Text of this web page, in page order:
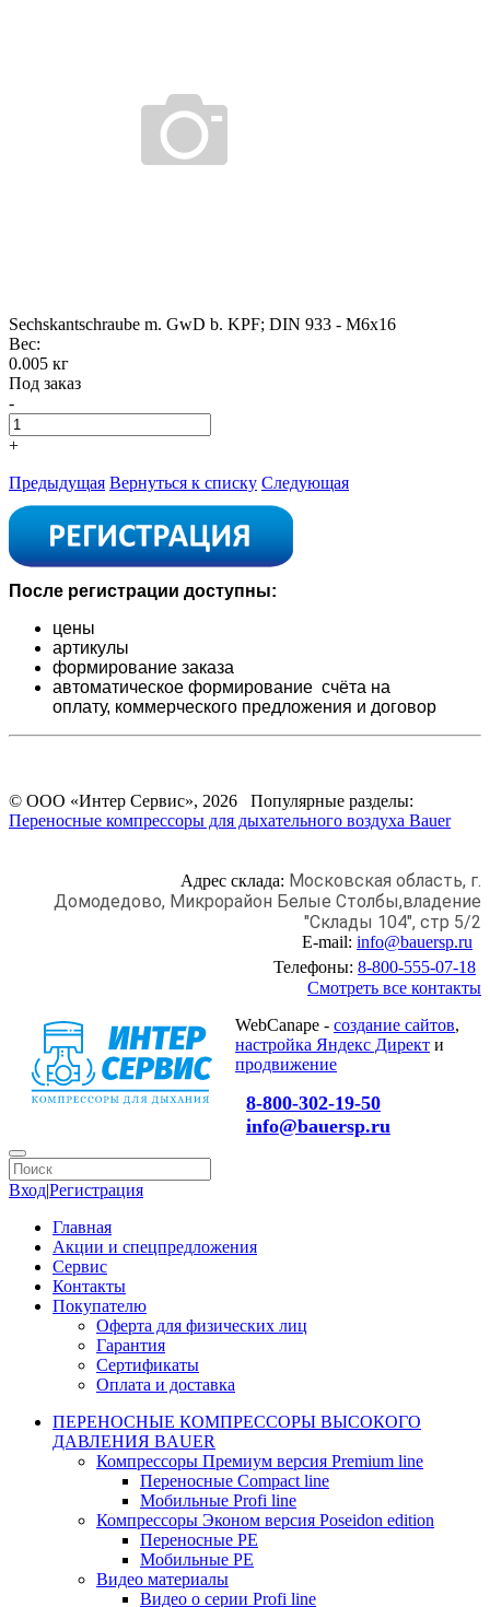
Sechskantschraube m. GwD b. KPF; DIN 933 - M6x16
Вес:
0.005 кг
Под заказ
-
+
Предыдущая Вернуться к списку Следующая
После регистрации доступны:
цены
артикулы
формирование заказа
автоматическое формирование счёта на
оплату, коммерческого предложения и договор
© ООО «Интер Сервис», 2026 Популярные разделы:
Переносные компрессоры для дыхательного воздуха Bauer
Адрес склада: Московская область, г.
Домодедово, Микрорайон Белые Столбы,владение
"Склады 104", стр 5/2
E-mail: info@bauersp.ru
Телефоны: 8-800-555-07-18
Смотреть все контакты
WebCanape - создание сайтов,
настройка Яндекс Директ и
продвижение
8-800-302-19-50
info@bauersp.ru
Вход|Регистрация
Главная
Акции и спецпредложения
Сервис
Контакты
Покупателю
Оферта для физических лиц
Гарантия
Сертификаты
Оплата и доставка
ПЕРЕНОСНЫЕ КОМПРЕССОРЫ ВЫСОКОГО
ДАВЛЕНИЯ BAUER
Компрессоры Премиум версия Premium line
Переносные Compact line
Мобильные Profi line
Компрессоры Эконом версия Poseidon edition
Переносные PE
Мобильные PE
Видео материалы
Видео о серии Profi line